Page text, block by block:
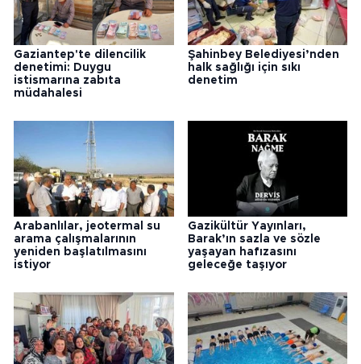
Gaziantep'te dilencilik
denetimi: Duygu
istismarına zabıta
müdahalesi
Şahinbey Belediyesi’nden
halk sağlığı için sıkı
denetim
Arabanlılar, jeotermal su
arama çalışmalarının
yeniden başlatılmasını
istiyor
Gazikültür Yayınları,
Barak’ın sazla ve sözle
yaşayan hafızasını
geleceğe taşıyor